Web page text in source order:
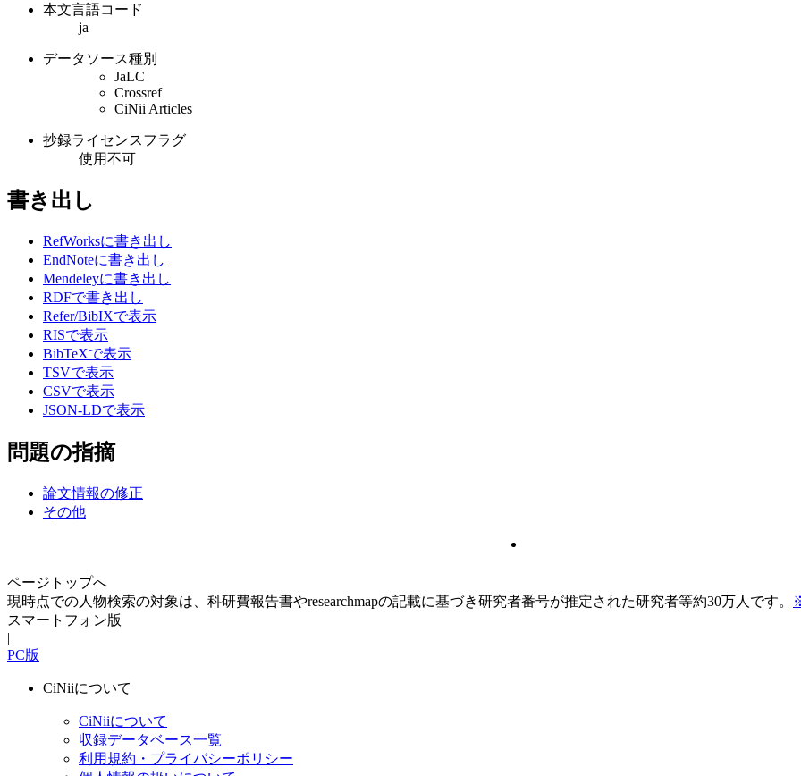
本文言語コード
ja
データソース種別
JaLC
Crossref
CiNii Articles
抄録ライセンスフラグ
使用不可
書き出し
RefWorksに書き出し
EndNoteに書き出し
Mendeleyに書き出し
RDFで書き出し
Refer/BibIXで表示
RISで表示
BibTeXで表示
TSVで表示
CSVで表示
JSON-LDで表示
問題の指摘
論文情報の修正
その他
ページトップへ
現時点での人物検索の対象は、科研費報告書やresearchmapの記載に基づき研究者番号が推定された研究者等約30万人です。
スマートフォン版
|
PC版
CiNiiについて
CiNiiについて
収録データベース一覧
利用規約・プライバシーポリシー